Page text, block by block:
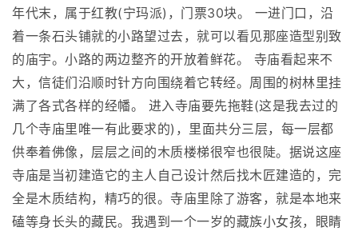
年代末，属于红教(宁玛派)，门票30块。 一进门口，沿
着一条石头铺就的小路望过去，就可以看见那座造型别致
的庙宇。小路的两边整齐的开放着鲜花。 寺庙看起来不
大，信徒们沿顺时针方向围绕着它转经。周围的树林里挂
满了各式各样的经幡。 进入寺庙要先拖鞋(这是我去过的
几个寺庙里唯一有此要求的)，里面共分三层，每一层都
供奉着佛像，层层之间的木质楼梯很窄也很陡。据说这座
寺庙是当初建造它的主人自己设计然后找木匠建造的，完
全是木质结构，精巧的很。寺庙里除了游客，就是本地来
磕等身长头的藏民。我遇到一个一岁的藏族小女孩，眼睛